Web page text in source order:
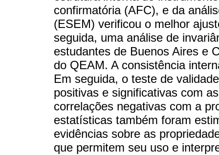
confirmatória (AFC), e da
(ESEM) verificou o melhor
seguida, uma análise de
estudantes de Buenos Aires e
do QEAM. A consistência
Em seguida, o teste de
positivas e significativas com
correlações negativas com a
estatísticas também foram
evidências sobre as
que permitem seu uso e